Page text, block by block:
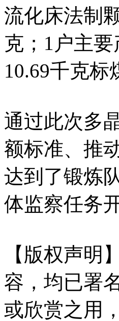
流化床法制
克；1户主
10.69千克
通过此次多
额标准、推
达到了锻炼
体监察任务
【版权声明
容，均已署
或欣赏之用